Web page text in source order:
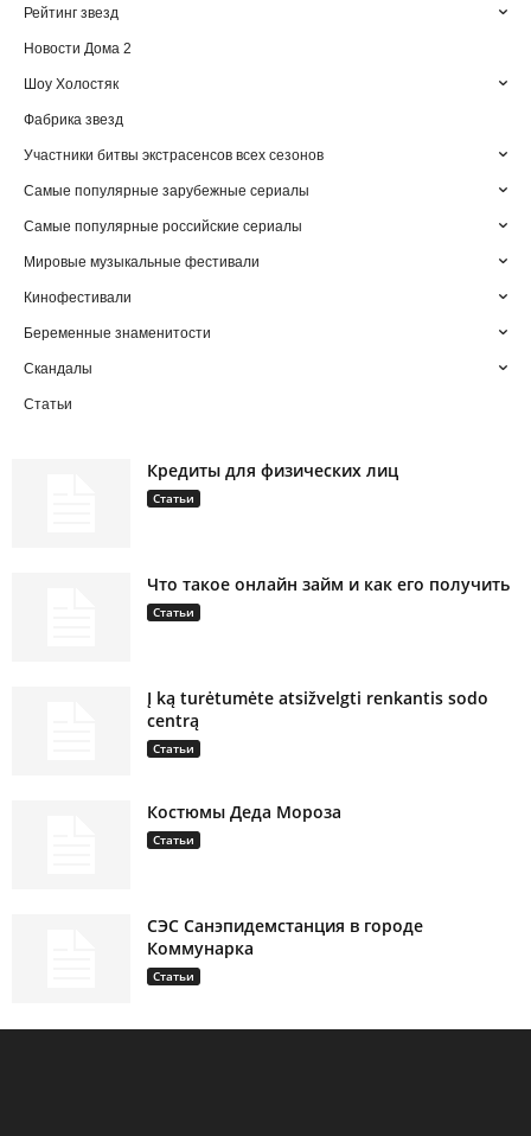
Рейтинг звезд
Новости Дома 2
Шоу Холостяк
Фабрика звезд
Участники битвы экстрасенсов всех сезонов
Самые популярные зарубежные сериалы
Самые популярные российские сериалы
Мировые музыкальные фестивали
Кинофестивали
Беременные знаменитости
Скандалы
Статьи
Кредиты для физических лиц
Статьи
Что такое онлайн займ и как его получить
Статьи
Į ką turėtumėte atsižvelgti renkantis sodo
centrą
Статьи
Костюмы Деда Мороза
Статьи
СЭС Санэпидемстанция в городе
Коммунарка
Статьи